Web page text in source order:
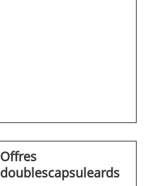
Offres
doublescapsuleards